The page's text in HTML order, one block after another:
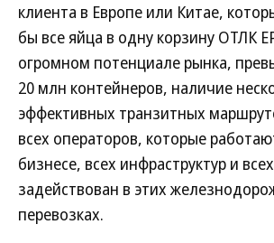
клиента в Европе или Китае,
бы все яйца в одну корзину ОТЛК
огромном потенциале рынка,
20 млн контейнеров, наличие
эффективных транзитных
всех операторов, которые
бизнесе, всех инфраструктур и
задействован в этих
перевозках.